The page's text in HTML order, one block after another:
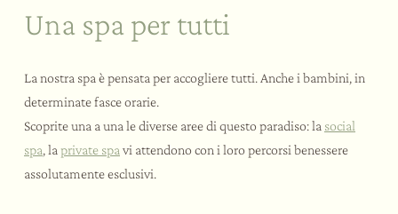
Una spa per tutti
La nostra spa è pensata per accogliere tutti. Anche i bambini, in
determinate fasce orarie.
Scoprite una a una le diverse aree di questo paradiso: la social
spa, laprivate spa vi attendono con i loro percorsi benessere
assolutamente esclusivi.